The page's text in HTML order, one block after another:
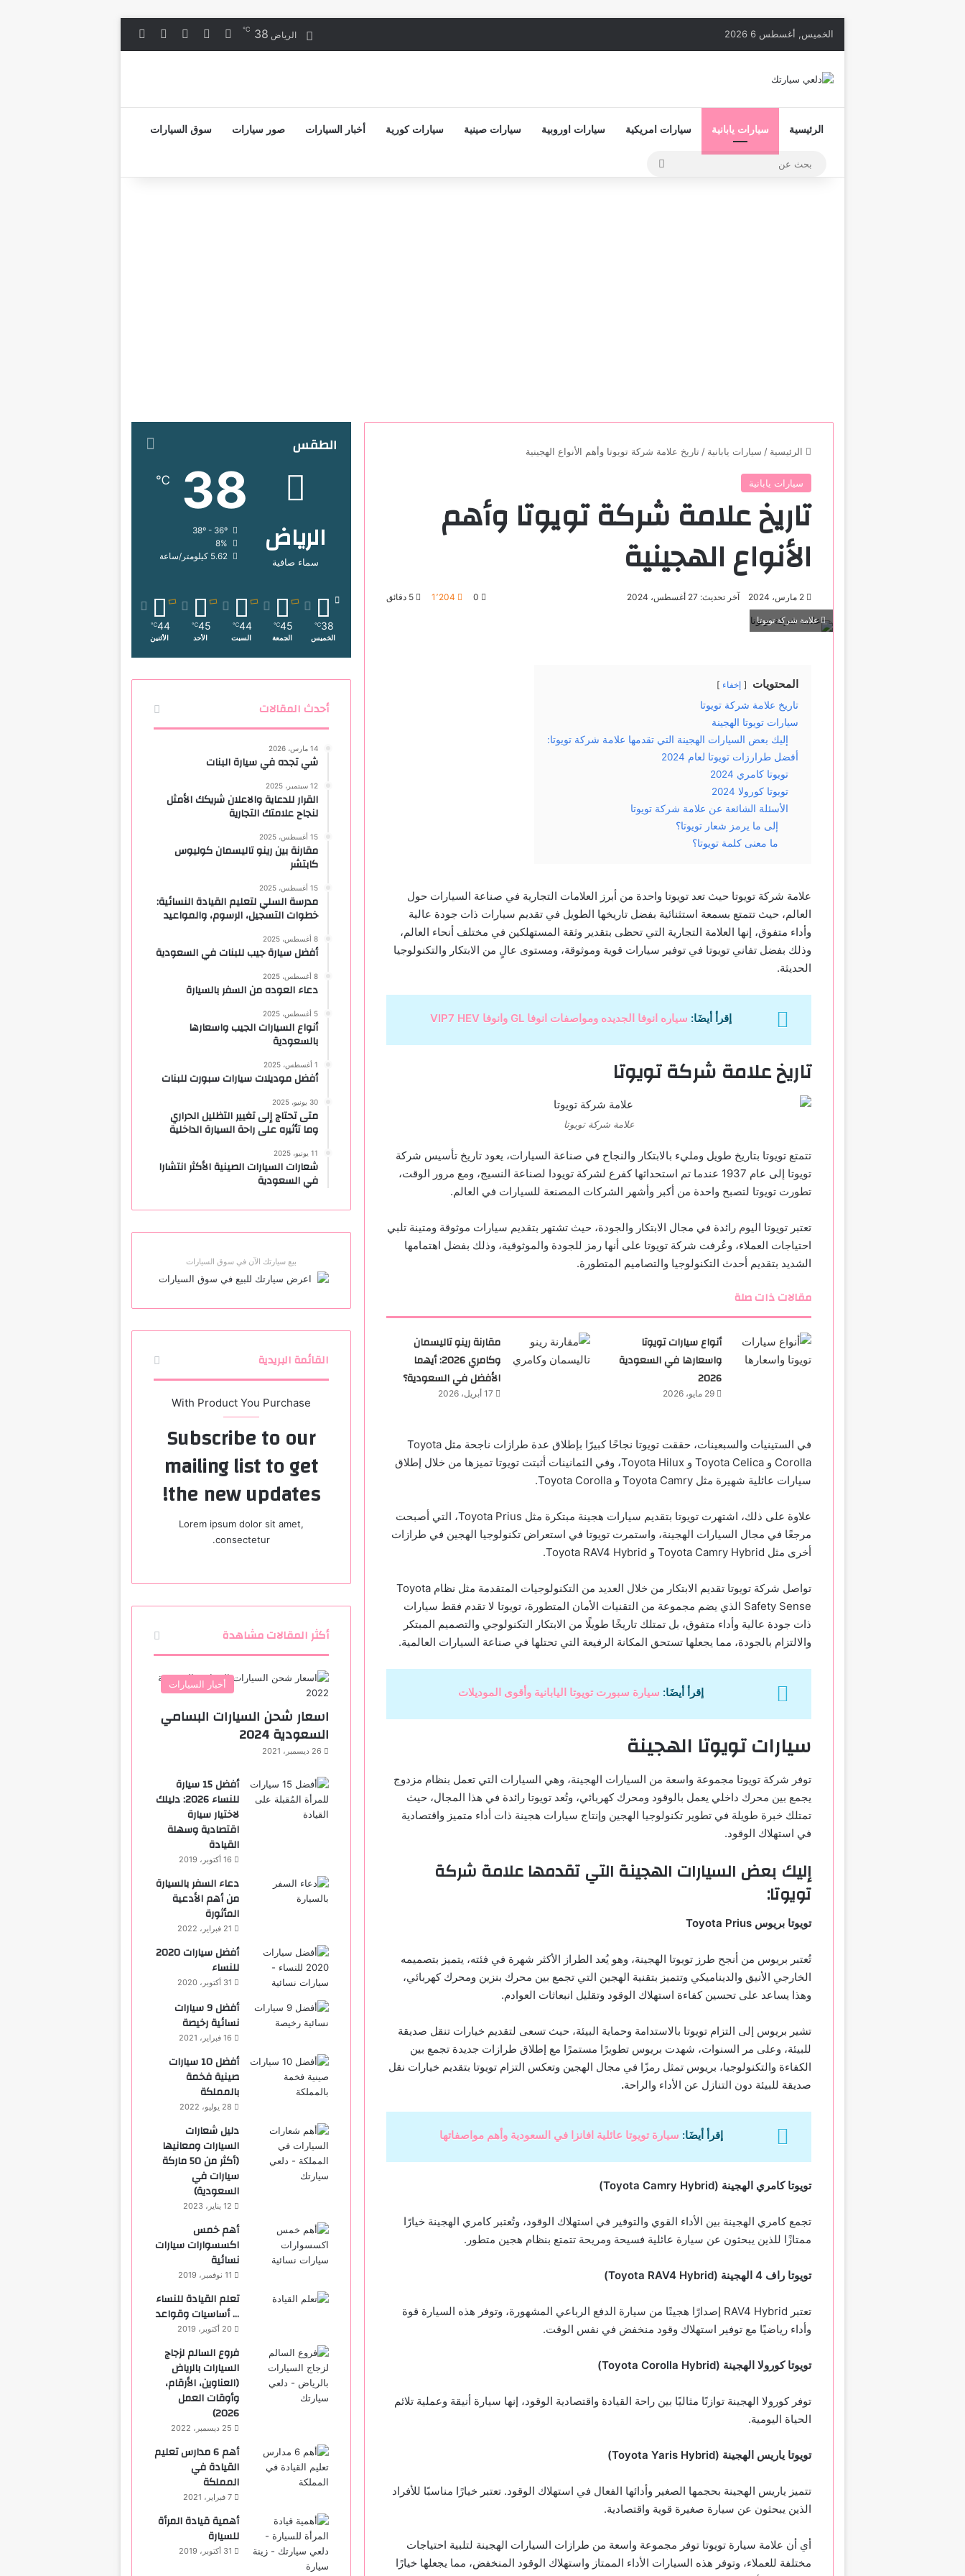
الخميس, أغسطس 6 2026 الرياض 38
℃ فيسبوك لينكدإن
الرئيسية سيارات يابانية سيارات امريكية سيارات اوروبية سيارات صينية سيارات كورية أخبار السيارات صور سيارات سوق السيارات
الرئيسية / سيارات يابانية / تاريخ علامة شركة تويوتا وأهم الأنواع الهجينية
سيارات يابانية
تاريخ علامة شركة تويوتا وأهم
الأنواع الهجينية
2 مارس، 2024 آخر تحديث: 27 أغسطس، 2024 0 1٬204
علامة شركة تويوتا
المحتويات إخفاء
تاريخ علامة شركة تويوتا
سيارات تويوتا الهجينة
إليك بعض السيارات الهجينة التي تقدمها علامة شركة تويوتا:
أفضل طرارزات تويوتا لعام 2024
تويوتا كامري 2024
تويوتا كورولا 2024
الأسئلة الشائعة عن علامة شركة تويوتا
إلى ما يرمز شعار تويوتا؟
ما معنى كلمة تويوتا؟
علامة شركة تويوتا حيث تعد تويوتا واحدة من أبرز العلامات التجارية في صناعة السيارات حول
العالم، حيث تتمتع بسمعة استثنائية بفضل تاريخها الطويل في تقديم سيارات ذات جودة عالية
وأداء متفوق، إنها العلامة التجارية التي تحظى بتقدير وثقة المستهلكين في مختلف أنحاء العالم،
وذلك بفضل تفاني تويوتا في توفير سيارات قوية وموثوقة، ومستوى عالٍ من الابتكار والتكنولوجيا
الحديثة.
إقرأ أيضَا: سياره انوفا الجديده ومواصفات انوفا GL وانوفا VIP7 HEV
تاريخ علامة شركة تويوتا
علامة شركة تويوتا
تتمتع تويوتا بتاريخ طويل ومليء بالابتكار والنجاح في صناعة السيارات، يعود تاريخ تأسيس شركة
تويوتا إلى عام 1937 عندما تم استحداثها كفرع لشركة تويودا لصناعة النسيج، ومع مرور الوقت،
تطورت تويوتا لتصبح واحدة من أكبر وأشهر الشركات المصنعة للسيارات في العالم.
تعتبر تويوتا اليوم رائدة في مجال الابتكار والجودة، حيث تشتهر بتقديم سيارات موثوقة ومتينة تلبي
احتياجات العملاء، وعُرفت شركة تويوتا على أنها رمز للجودة والموثوقية، وذلك بفضل اهتمامها
الشديد بتقديم أحدث التكنولوجيا والتصاميم المتطورة.
مقالات ذات صلة
أنواع سيارات تويوتا
واسعارها في السعودية
2026
29 مايو، 2026
مقارنة رينو تاليسمان
وكامري 2026: أيهما
الأفضل في السعودية؟
17 أبريل، 2026
في الستينيات والسبعينات، حققت تويوتا نجاحًا كبيرًا بإطلاق عدة طرازات ناجحة مثل Toyota
Corolla و Toyota Celica و Toyota Hilux، وفي الثمانينات أثبتت تويوتا تميزها من خلال إطلاق
سيارات عائلية شهيرة مثل Toyota Camry و Toyota Corolla.
علاوة على ذلك، اشتهرت تويوتا بتقديم سيارات هجينة مبتكرة مثل Toyota Prius، التي أصبحت
مرجعًا في مجال السيارات الهجينة، واستمرت تويوتا في استعراض تكنولوجيا الهجين في طرازات
أخرى مثل Toyota Camry Hybrid و Toyota RAV4 Hybrid.
تواصل شركة تويوتا تقديم الابتكار من خلال العديد من التكنولوجيات المتقدمة مثل نظام Toyota
Safety Sense الذي يضم مجموعة من التقنيات الأمان المتطورة، تويوتا لا تقدم فقط سيارات
ذات جودة عالية وأداء متفوق، بل تمتلك تاريخًا طويلًا من الابتكار التكنولوجي والتصميم المبتكر
والالتزام بالجودة، مما يجعلها تستحق المكانة الرفيعة التي تحتلها في صناعة السيارات العالمية.
إقرأ أيضَا: سيارة سبورت تويوتا اليابانية وأقوى الموديلات
سيارات تويوتا الهجينة
توفر شركة تويوتا مجموعة واسعة من السيارات الهجينة، وهي السيارات التي تعمل بنظام مزدوج
يجمع بين محرك داخلي يعمل بالوقود ومحرك كهربائي، وتُعد تويوتا رائدة في هذا المجال، حيث
تمتلك خبرة طويلة في تطوير تكنولوجيا الهجين وإنتاج سيارات هجينة ذات أداء متميز واقتصادية
في استهلاك الوقود.
إليك بعض السيارات الهجينة التي تقدمها علامة شركة
تويوتا:
تويوتا بريوس Toyota Prius
تُعتبر بريوس من أنجح طرز تويوتا الهجينة، وهو يُعد الطراز الأكثر شهرة في فئته، يتميز بتصميمه
الخارجي الأنيق والديناميكي وتتميز بتقنية الهجين التي تجمع بين محرك بنزين ومحرك كهربائي،
وهذا يساعد على تحسين كفاءة استهلاك الوقود وتقليل انبعاثات العوادم.
تشير بريوس إلى التزام تويوتا بالاستدامة وحماية البيئة، حيث تسعى لتقديم خيارات تنقل صديقة
للبيئة، وعلى مر السنوات، شهدت بريوس تطويرًا مستمرًا مع إطلاق طرازات جديدة تجمع بين
الكفاءة والتكنولوجيا، بريوس تمثل رمزًا في مجال الهجين وتعكس التزام تويوتا بتقديم خيارات نقل
صديقة للبيئة دون التنازل عن الأداء والراحة.
إقرأ أيضَا: سيارة تويوتا عائلية افانزا في السعودية وأهم مواصفاتها
تويوتا كامري الهجينة (Toyota Camry Hybrid
)
تجمع كامري الهجينة بين الأداء القوي والتوفير في استهلاك الوقود، وتُعتبر كامري الهجينة خيارًا
ممتازًا للذين يبحثون عن سيارة عائلية فسيحة ومريحة تتمتع بنظام هجين متطور.
تويوتا راف 4 الهجينة ( Toyota RAV4 Hybrid
)
تعتبر RAV4 Hybrid إصدارًا هجينًا من سيارة الدفع الرباعي المشهورة، وتوفر هذه السيارة قوة
وأداء رياضيًا مع توفير استهلاك وقود منخفض في نفس الوقت.
تويوتا كورولا الهجينة (Toyota Corolla Hybrid
)
توفر كورولا الهجينة توازنًا مثاليًا بين راحة القيادة واقتصادية الوقود، إنها سيارة أنيقة وعملية تلائم
الحياة اليومية.
تويوتا ياريس الهجينة (Toyota Yaris Hybrid
)
تتميز ياريس الهجينة بحجمها الصغير وأدائها الفعال في استهلاك الوقود. تعتبر خيارًا مناسبًا للأفراد
الذين يبحثون عن سيارة صغيرة قوية واقتصادية.
أي أن علامة سيارة تويوتا توفر مجموعة واسعة من طرازات السيارات الهجينة لتلبية احتياجات
مختلفة للعملاء، وتوفر هذه السيارات الأداء الممتاز واستهلاك الوقود المنخفض، مما يجعلها خيارًا
الطقس
الرياض
سماء صافية
38
℃
8%
5.62 كيلومتر/ساعة
38
℃
الخميس
45
℃
الجمعة
44
℃
السبت
45
℃
الأحد
44
℃
الأثنين
أحدث المقالات
14 مارس، 2026
شي تجده في سيارة البنات
12 سبتمبر، 2025
القرار للدعاية والاعلان شريكك الأمثل
لنجاح علامتك التجارية
15 أغسطس، 2025
مقارنة بين رينو تاليسمان كوليوس
كابتشر
15 أغسطس، 2025
مدرسة السلي لتعليم القيادة النسائية:
خطوات التسجيل، الرسوم، والمواعيد
8 أغسطس، 2025
أفضل سيارة جيب للبنات في السعودية
8 أغسطس، 2025
دعاء العوده من السفر بالسيارة
5 أغسطس، 2025
أنواع السيارات الجيب واسعارها
بالسعودية
1 أغسطس، 2025
أفضل موديلات سيارات سبورت للبنات
30 يونيو، 2025
متى تحتاج إلى تغيير التظليل الحراري
وما تأثيره على راحة السيارة الداخلية
11 يونيو، 2025
شعارات السيارات الصينية الأكثر انتشارا
في السعودية
بيع سيارتك الآن في سوق السيارات
القائمة البريدية
With Product You Purchase
Subscribe to our
mailing list to get
the new updates!
Lorem ipsum dolor sit amet,
consectetur.
أكثر المقالات مشاهدة
أخبار السيارات
اسعار شحن السيارات البسامي
السعودية 2024
26 ديسمبر، 2021
أفضل 15 سيارة
للنساء 2026: دليلك
لاختيار سيارة
اقتصادية وسهلة
القيادة
16 أكتوبر، 2019
دعاء السفر بالسيارة
من أهم الأدعية
المأثورة
21 فبراير، 2022
أفضل سيارات 2020
للنساء
31 أكتوبر، 2020
‏أفضل 9 سيارات
نسائية رخيصة
16 فبراير، 2021
أفضل 10 سيارات
صينية فخمة
بالمملكة
28 يوليو، 2022
دليل شعارات
السيارات ومعانيها
(أكثر من 50 ماركة
سيارات في
السعودية)
12 يناير، 2023
أهم خمس
اكسسوارات سيارات
نسائية
11 نوفمبر، 2019
تعلم القيادة للنساء
… أساسيات وقواعد
20 أكتوبر، 2019
فروع السالم لزجاج
السيارات بالرياض
(العناوين، الأرقام،
وأوقات العمل
2026)
25 ديسمبر، 2022
أهم 6 مدارس تعليم
القيادة في
المملكة
7 فبراير، 2021
أهمية قيادة المرأة
للسيارة
31 أكتوبر، 2019